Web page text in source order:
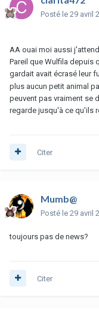
Posté le 29 avril
AA ouai moi aussi
Pareil que Wulfila depuis
gardait avait écrasé leur
plus aucun petit animal
peuvent pas vraiment se
regarde jusqu'à ce qu'ils
Citer
Mumb@
Posté le 29 avril
toujours pas de news?
Citer